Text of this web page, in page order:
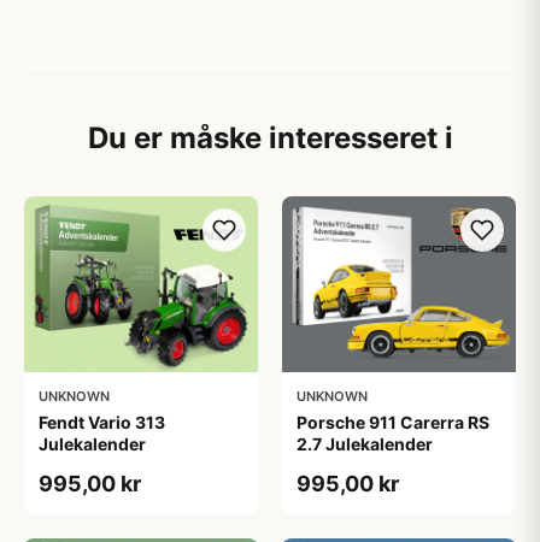
Du er måske interesseret i
UNKNOWN
Fendt Vario 313
Julekalender
995,00 kr
UNKNOWN
Porsche 911 Carerra RS
2.7 Julekalender
995,00 kr